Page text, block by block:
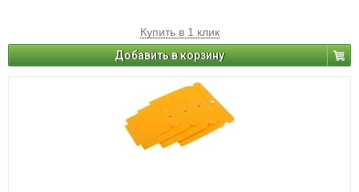
Купить в 1 клик
Добавить в корзину